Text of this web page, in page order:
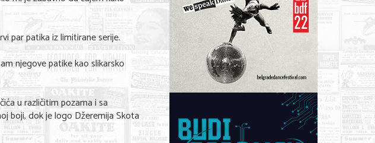
par patika iz limitirane serije.
njegove patike kao slikarsko
u različitim pozama i sa
boji, dok je logo Džeremija Skota